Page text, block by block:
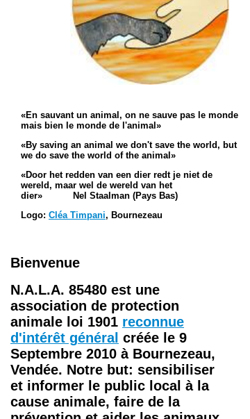
«En sauvant un animal, on ne sauve pas le monde
mais bien le monde de l'animal»
«By saving an animal we don't save the world, but
we do save the world of the animal»
«Door het redden van een dier redt je niet de
wereld, maar wel de wereld van het
dier»
Nel Staalman (Pays Bas)
Logo: Cléa Timpani, Bournezeau
Bienvenue
N.A.L.A. 85480 est une
association de protection
animale loi 1901 reconnue
d'intérêt général créée le 9
Septembre 2010 à Bournezeau,
Vendée. Notre but: sensibiliser
et informer le public local à la
cause animale, faire de la